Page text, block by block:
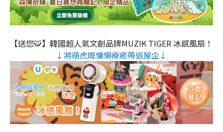
【送您🐯】韓國超人氣文創品牌MUZIK TIGER 冰感風扇！
↓將萌虎嘅慵懶療癒帶返屋企↓